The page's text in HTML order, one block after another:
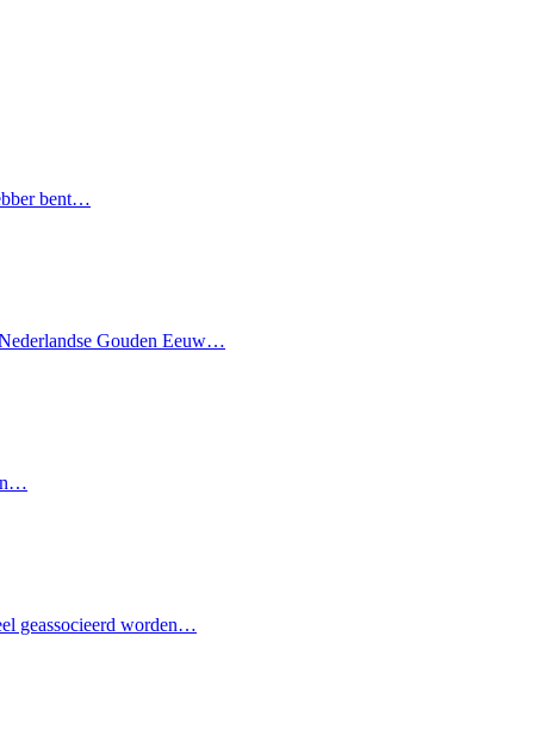
bent…
Gouden Eeuw…
geassocieerd worden…